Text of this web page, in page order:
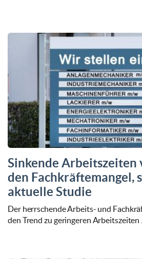
Sinkende Arbeitszeiten
den Fachkräftemangel,
aktuelle Studie
Der herrschende Arbeits- und
den Trend zu geringeren Arbeitszeiten